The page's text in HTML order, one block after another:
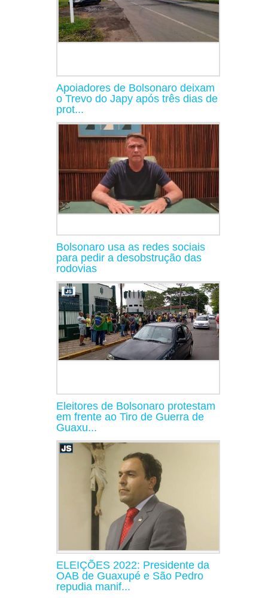
Apoiadores de Bolsonaro deixam
o Trevo do Japy após três dias de
prot...
Bolsonaro usa as redes sociais
para pedir a desobstrução das
rodovias
Eleitores de Bolsonaro protestam
em frente ao Tiro de Guerra de
Guaxu...
ELEIÇÕES 2022: Presidente da
OAB de Guaxupé e São Pedro
repudia manif...